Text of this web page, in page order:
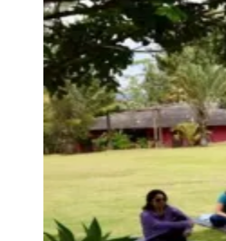
Anuncie no Portal
Guia de Empresas
Divulgar VagasNovo
Publicidade Legal
Negócios Regionais
Turismo
Segurança Regional
Hospitais Estaduais
Osasco
do Bom JesusAraçariguamaCajamar